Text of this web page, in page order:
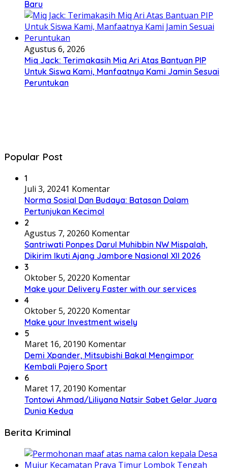
Baru
Agustus 6, 2026
Miq Jack: Terimakasih Miq Ari Atas Bantuan PIP
Untuk Siswa Kami, Manfaatnya Kami Jamin Sesuai
Peruntukan
Popular Post
1
Juli 3, 20241 Komentar
Norma Sosial Dan Budaya: Batasan Dalam
Pertunjukan Kecimol
2
Agustus 7, 20260 Komentar
Santriwati Ponpes Darul Muhibbin NW Mispalah,
Dikirim Ikuti Ajang Jambore Nasional XII 2026
3
Oktober 5, 20220 Komentar
Make your Delivery Faster with our services
4
Oktober 5, 20220 Komentar
Make your Investment wisely
5
Maret 16, 20190 Komentar
Demi Xpander, Mitsubishi Bakal Mengimpor
Kembali Pajero Sport
6
Maret 17, 20190 Komentar
Tontowi Ahmad/Liliyana Natsir Sabet Gelar Juara
Dunia Kedua
Berita Kriminal